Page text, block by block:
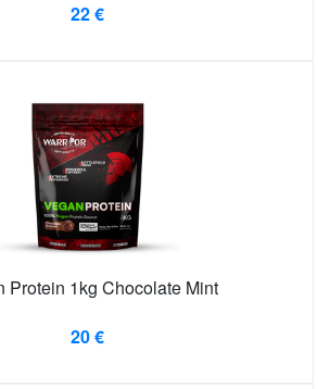
22 €
Protein 1kg Chocolate Mint
20 €